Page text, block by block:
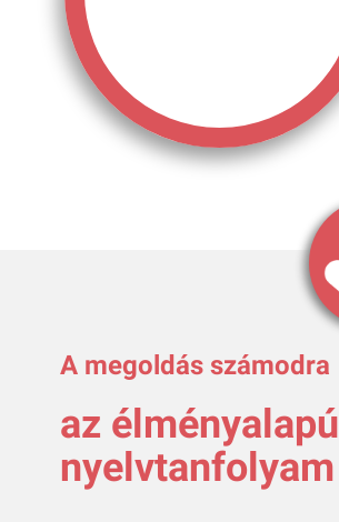
A megoldás számodra
az élményalapú
nyelvtanfolyam